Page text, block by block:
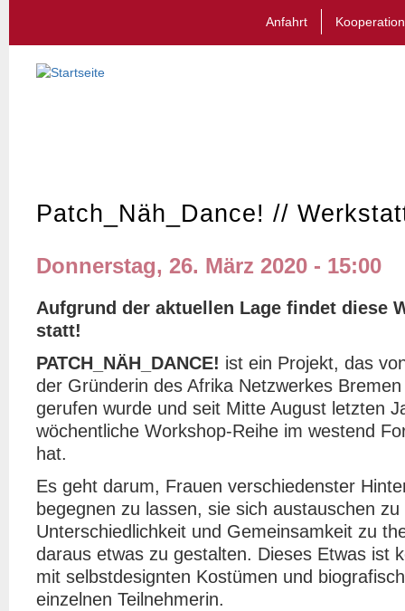
Anfahrt Kooperation
Patch_Näh_Dance! //
Donnerstag, 26. März 2020 - 15:00
Aufgrund der aktuellen Lage findet diese
statt!
PATCH_NÄH_DANCE! ist ein Projekt, das
der Gründerin des Afrika Netzwerkes
gerufen wurde und seit Mitte August letzten
wöchentliche Workshop-Reihe im westend
hat.
Es geht darum, Frauen verschiedenster
begegnen zu lassen, sie sich austauschen
Unterschiedlichkeit und Gemeinsamkeit zu
daraus etwas zu gestalten. Dieses Etwas ist
mit selbstdesignten Kostümen und
einzelnen Teilnehmerin.